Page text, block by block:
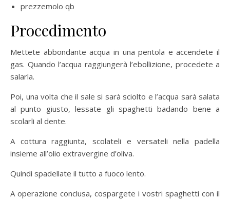
prezzemolo qb
Procedimento
Mettete abbondante acqua in una pentola e accendete il
gas. Quando l’acqua raggiungerà l’ebollizione, procedete a
salarla.
Poi, una volta che il sale si sarà sciolto e l’acqua sarà salata
al punto giusto, lessate gli spaghetti badando bene a
scolarli al dente.
A cottura raggiunta, scolateli e versateli nella padella
insieme all’olio extravergine d’oliva.
Quindi spadellate il tutto a fuoco lento.
A operazione conclusa, cospargete i vostri spaghetti con il